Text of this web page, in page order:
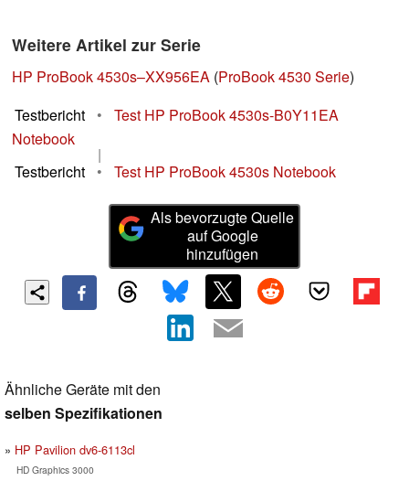
Weitere Artikel zur Serie
HP ProBook 4530s–XX956EA (ProBook 4530 Serie)
Testbericht
•
Test HP ProBook 4530s-B0Y11EA
Notebook
|
Testbericht
• Test HP ProBook 4530s Notebook
Als bevorzugte Quelle
auf Google
hinzufügen
Ähnliche Geräte mit den
selben Spezifikationen
HP Pavilion dv6-6113cl
HD Graphics 3000